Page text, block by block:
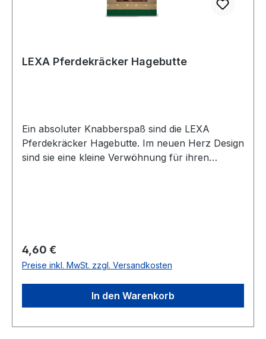
LEXA Pferdekräcker Hagebutte
Ein absoluter Knabberspaß sind die LEXA
Pferdekräcker Hagebutte. Im neuen Herz Design
sind sie eine kleine Verwöhnung für ihren
Regulärer Preis:
4,60 €
Preise inkl. MwSt. zzgl. Versandkosten
In den Warenkorb